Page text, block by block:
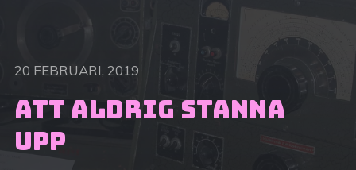
20 FEBRUARI, 2019
Att aldrig stanna
upp